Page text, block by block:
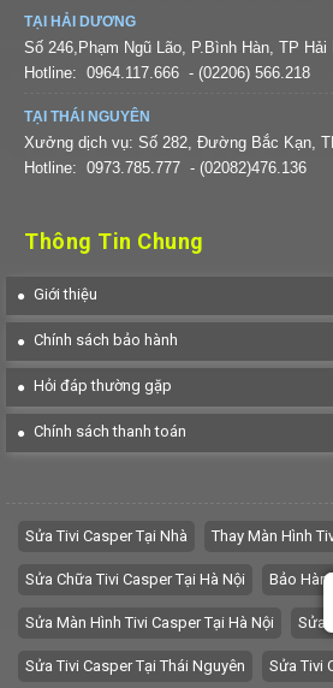
TẠI HẢI DƯƠNG
Số 246,Phạm Ngũ Lão, P.Bình Hàn, TP
Hotline: 0964.117.666 - (02206) 566.218
TẠI THÁI NGUYÊN
Xưởng dịch vụ: Số 282, Đường Bắc Kạn,
Hotline: 0973.785.777 - (02082)476.136
Thông Tin Chung
Giới thiệu
Chính sách bảo hành
Hỏi đáp thường gặp
Chính sách thanh toán
Sửa Tivi Casper Tại Nhà Thay Màn Hình
Sửa Chữa Tivi Casper Tại Hà Nội Bảo
Sửa Màn Hình Tivi Casper Tại Hà Nội Sửa
Sửa Tivi Casper Tại Thái Nguyên Sửa Tivi